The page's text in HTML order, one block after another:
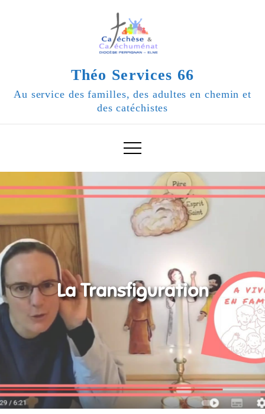
Théo Services 66
Au service des familles, des adultes en chemin et
des catéchistes
La Transfiguration